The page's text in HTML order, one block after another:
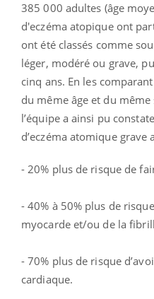
385 000 adultes (âge
d'eczéma atopique ont
ont été classés comme
léger, modéré ou grave,
cinq ans. En les
du même âge et du
l’équipe a ainsi pu
d’eczéma atomique grave
- 20% plus de risque de
- 40% à 50% plus de
myocarde et/ou de la
- 70% plus de risque
cardiaque.